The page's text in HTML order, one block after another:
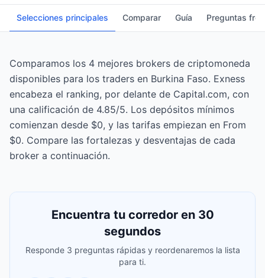
Selecciones principales Comparar Guía Preguntas
Comparamos los 4 mejores brokers de criptomoneda
disponibles para los traders en Burkina Faso. Exness
encabeza el ranking, por delante de Capital.com, con
una calificación de 4.85/5. Los depósitos mínimos
comienzan desde $0, y las tarifas empiezan en From
$0. Compare las fortalezas y desventajas de cada
broker a continuación.
Encuentra tu corredor en 30
segundos
Responde 3 preguntas rápidas y reordenaremos la lista
para ti.